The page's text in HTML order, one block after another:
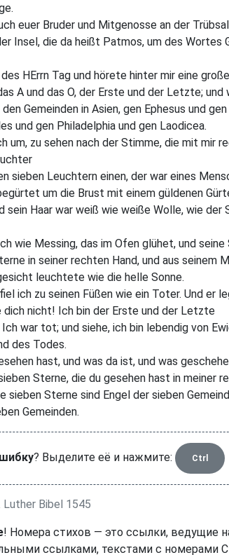
euer Bruder und Mitgenosse an der
Insel, die da heißt Patmos, um des Wortes
HErrn Tag und hörete hinter mir eine
A und das O, der Erste und der Letzte;
Gemeinden in Asien, gen Ephesus und
und gen Philadelphia und gen Laodicea.
um, zu sehen nach der Stimme, die mit mir
sieben Leuchtern einen, der war eines
um die Brust mit einem güldenen
sein Haar war weiß wie weiße Wolle, wie der
wie Messing, das im Ofen glühet, und
in seiner rechten Hand, und aus seinem
leuchtete wie die helle Sonne.
ich zu seinen Füßen wie ein Toter. Und er
dich nicht! Ich bin der Erste und der Letzte
war tot; und siehe, ich bin lebendig von
des Todes.
hast, und was da ist, und was
Sterne, die du gesehen hast in meiner
sieben Sterne sind Engel der sieben
Gemeinden.
? Выделите её и нажмите: Ctrl
Luther Bibel 1545
! Номера стихов — это ссылки, ведущие
ссылками, текстами с номерами